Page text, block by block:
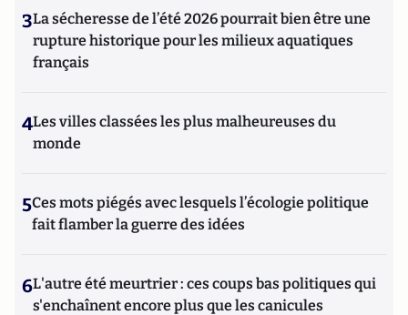
3La sécheresse de l’été 2026 pourrait bien être une
rupture historique pour les milieux aquatiques
français
4Les villes classées les plus malheureuses du
monde
5Ces mots piégés avec lesquels l’écologie politique
fait flamber la guerre des idées
6L'autre été meurtrier : ces coups bas politiques qui
s'enchaînent encore plus que les canicules